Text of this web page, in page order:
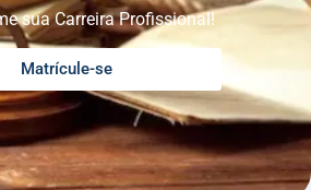
sua Carreira Profissional!
Matrícule-se